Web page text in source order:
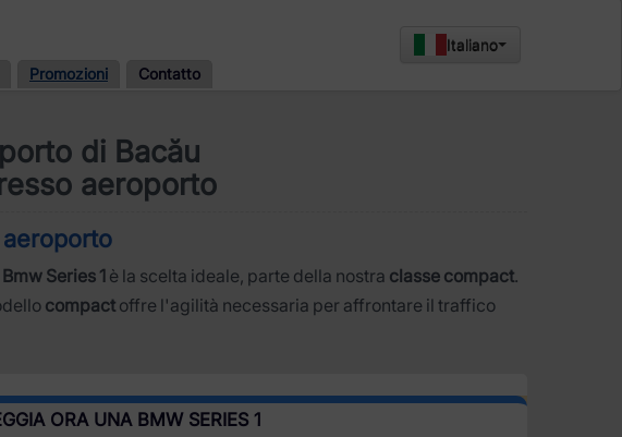
Promozioni Contatto
Italiano
di Bacău
aeroporto
Bmw Series 1 è la scelta ideale, parte della nostra classe compact.
compact offre l'agilità necessaria per affrontare il traffico
ORA UNA BMW SERIES 1